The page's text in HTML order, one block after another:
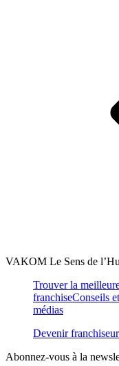
VAKOM Le Sens de
Trouver la
franchiseConseils
médias
Devenir
Abonnez-vous à la